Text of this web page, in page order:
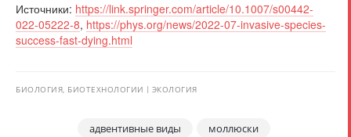
Источники: https://link.springer.com/article/10.1007/s00442-
022-05222-8, https://phys.org/news/2022-07-invasive-species-
success-fast-dying.html
БИОЛОГИЯ, БИОТЕХНОЛОГИИ ЭКОЛОГИЯ
адвентивные виды моллюски